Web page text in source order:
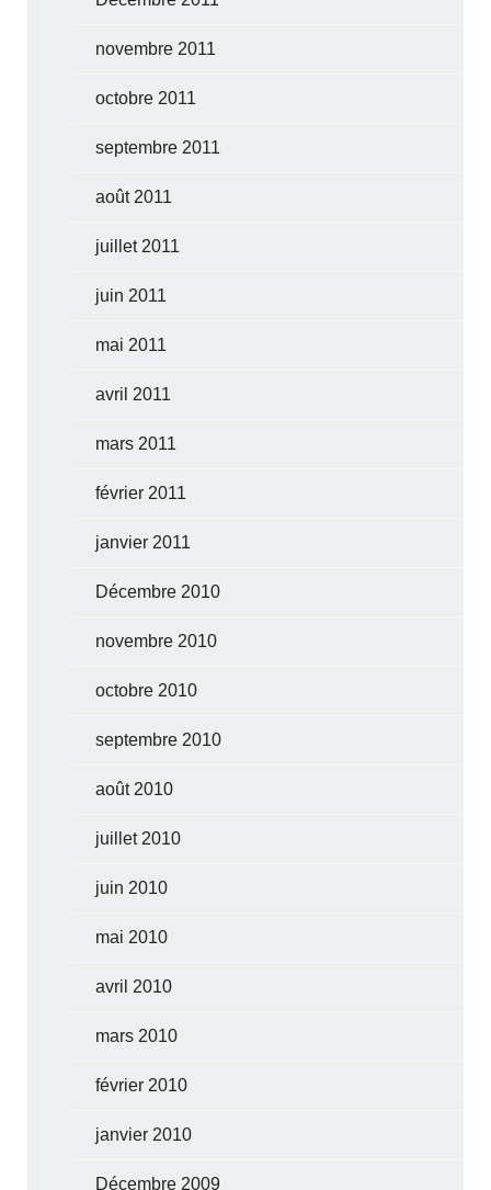
novembre 2011
octobre 2011
septembre 2011
août 2011
juillet 2011
juin 2011
mai 2011
avril 2011
mars 2011
février 2011
janvier 2011
Décembre 2010
novembre 2010
octobre 2010
septembre 2010
août 2010
juillet 2010
juin 2010
mai 2010
avril 2010
mars 2010
février 2010
janvier 2010
Décembre 2009